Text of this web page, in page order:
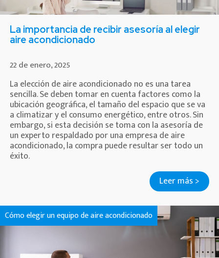
La importancia de recibir asesoría al elegir
aire acondicionado
22 de enero, 2025
La elección de aire acondicionado no es una tarea
sencilla. Se deben tomar en cuenta factores como la
ubicación geográfica, el tamaño del espacio que se va
a climatizar y el consumo energético, entre otros. Sin
embargo, si esta decisión se toma con la asesoría de
un experto respaldado por una empresa de aire
acondicionado, la compra puede resultar ser todo un
éxito.
Leer más >
Cómo elegir un equipo de aire acondicionado